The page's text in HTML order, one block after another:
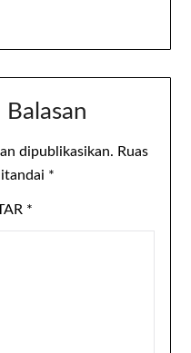
dipublikasikan. Ruas
*
*